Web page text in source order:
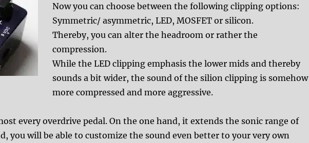
Now you can choose between the following clipping options:
Symmetric/ asymmetric, LED, MOSFET or silicon.
Thereby, you can alter the headroom or rather the
compression.
While the LED clipping emphasis the lower mids and thereby
sounds a bit wider, the sound of the silion clipping is somehow
more compressed and more aggressive.
every overdrive pedal. On the one hand, it extends the sonic range of
you will be able to customize the sound even better to your very own